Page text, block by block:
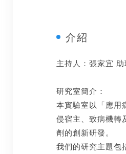
介紹
主持人：張家宜
研究室簡介：
本實驗室以「應用
侵宿主、致病機轉
劑的創新研發。
我們的研究主題包